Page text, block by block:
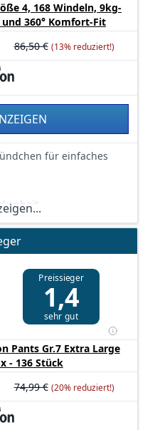
4, 168 Windeln, 9kg-
360° Komfort-Fit
86,50 € (13% reduziert!)
für einfaches
getestet (*entwickelt,
minimieren.)
Wäldern und anderen
von OEKO-TEX
100 und von
im Kontakt mit der
dass Pampers Pants
sind. Erfahre mehr auf
Preissieger
1,4
sehr gut
Pants Gr.7 Extra Large
- 136 Stück
74,99 € (20% reduziert!)